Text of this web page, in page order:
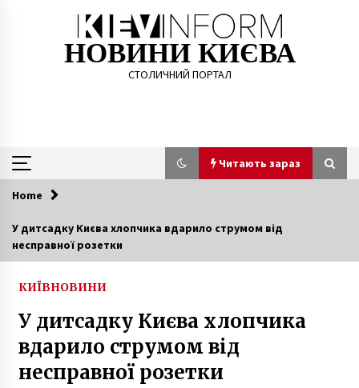
НОВИНИ КИЄВА
СТОЛИЧНИЙ ПОРТАЛ
Читають зараз
Читають зараз
Що робити, якщо у вас сезонна алергія?
Заважала спати: у Василькові п’яний батько
побив семимісячну дівчинку
6 років ago
Home
У дитсадку Києва хлопчика вдарило струмом від
несправної розетки
КИЇВНОВИНИ
У дитсадку Києва хлопчика
вдарило струмом від
несправної розетки